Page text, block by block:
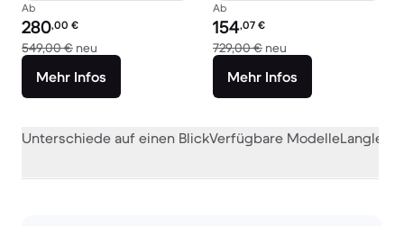
Ab
Preis des erneuerten Produkts:
280,00 €
549,00 € neu Im Vergleich zum Neupreis von 549,00 €
Mehr Infos
Ab
Preis des erneuerten Produkts:
154,07 €
729,00 € neu
Mehr Infos
Unterschiede auf einen BlickVerfügbare Modelle